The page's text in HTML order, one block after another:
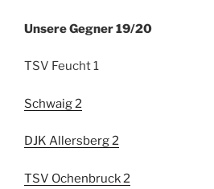
Unsere Gegner 19/20
TSV Feucht 1
Schwaig 2
DJK Allersberg 2
TSV Ochenbruck 2